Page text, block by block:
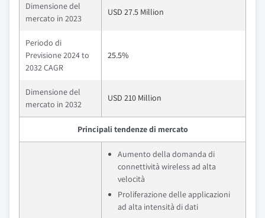
Dimensione del
mercato in 2023
USD 27.5 Million
Periodo di
Previsione 2024 to
2032 CAGR
25.5%
Dimensione del
mercato in 2032
USD 210 Million
Principali tendenze di mercato
Aumento della domanda di
connettività wireless ad alta
velocità
Proliferazione delle applicazioni
ad alta intensità di dati